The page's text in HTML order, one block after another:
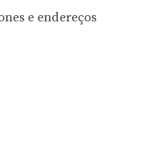
e endereços